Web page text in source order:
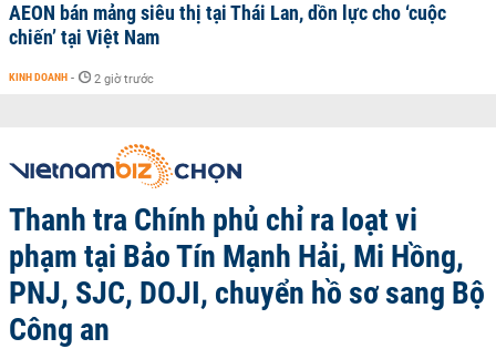
AEON bán mảng siêu thị tại Thái Lan, dồn lực cho ‘cuộc
chiến’ tại Việt Nam
KINH DOANH - 2 giờ trước
Thanh tra Chính phủ chỉ ra loạt vi
phạm tại Bảo Tín Mạnh Hải, Mi Hồng,
PNJ, SJC, DOJI, chuyển hồ sơ sang Bộ
Công an